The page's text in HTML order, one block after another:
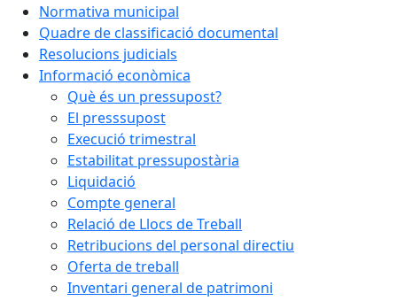
Normativa municipal
Quadre de classificació documental
Resolucions judicials
Informació econòmica
Què és un pressupost?
El presssupost
Execució trimestral
Estabilitat pressupostària
Liquidació
Compte general
Relació de Llocs de Treball
Retribucions del personal directiu
Oferta de treball
Inventari general de patrimoni